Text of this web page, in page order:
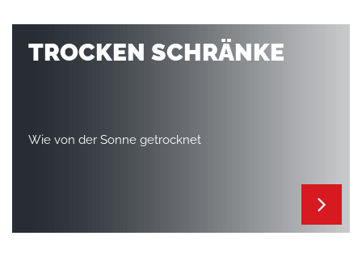
TROCKEN SCHRÄNKE
Wie von der Sonne getrocknet